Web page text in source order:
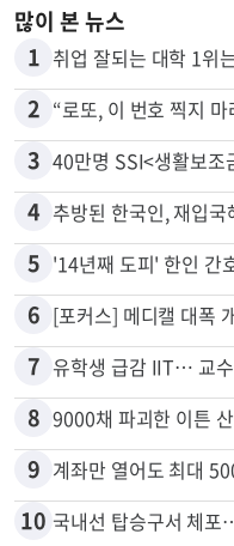
많이 본 뉴스
1 취업 잘되는 대학 1위
2 “로또, 이 번호 찍지 마
3 40만명 SSI<생활보조
4 추방된 한국인, 재입국
5 '14년째 도피' 한인 간
6 [포커스] 메디캘 대폭
7 유학생 급감 IIT… 교
8 9000채 파괴한 이튼
9 계좌만 열어도 최대